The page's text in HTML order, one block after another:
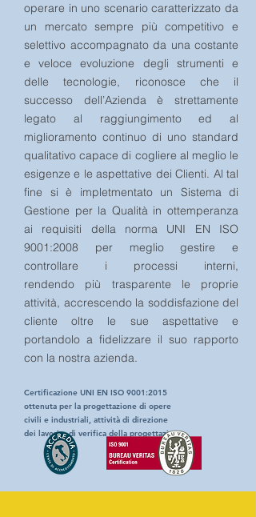
operare in uno scenario caratterizzato da
un mercato sempre più competitivo e
selettivo accompagnato da una costante
e veloce evoluzione degli strumenti e
delle tecnologie, riconosce che il
successo dell’Azienda è strettamente
legato al raggiungimento ed al
miglioramento continuo di uno standard
qualitativo capace di cogliere al meglio le
esigenze e le aspettative dei Clienti. Al tal
fine si è impletmentato un Sistema di
Gestione per la Qualità in ottemperanza
ai requisiti della norma UNI EN ISO
9001:2008 per meglio gestire e
controllare i processi interni,
rendendo più trasparente le proprie
attività, accrescendo la soddisfazione del
cliente oltre le sue aspettative e
portandolo a fidelizzare il suo rapporto
con la nostra azienda.
Certificazione UNI EN ISO 9001:2015
ottenuta per la progettazione di opere
civili e industriali, attività di direzione
dei lavori e di verifica della progettazione